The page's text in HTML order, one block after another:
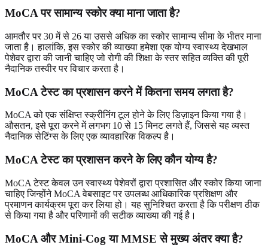
MoCA पर सामान्य स्कोर क्या माना जाता है?
आमतौर पर 30 में से 26 या उससे अधिक का स्कोर सामान्य सीमा के भीतर माना
जाता है। हालांकि, इस स्कोर की व्याख्या हमेशा एक योग्य स्वास्थ्य देखभाल
पेशेवर द्वारा की जानी चाहिए जो रोगी की शिक्षा के स्तर सहित व्यक्ति की पूरी
नैदानिक ​​तस्वीर पर विचार करता है।
MoCA टेस्ट का प्रशासन करने में कितना समय लगता है?
MoCA को एक संक्षिप्त स्क्रीनिंग टूल होने के लिए डिज़ाइन किया गया है।
औसतन, इसे पूरा करने में लगभग 10 से 15 मिनट लगते हैं, जिससे यह व्यस्त
नैदानिक ​​सेटिंग्स के लिए एक व्यावहारिक विकल्प है।
MoCA टेस्ट का प्रशासन करने के लिए कौन योग्य है?
MoCA टेस्ट केवल उन स्वास्थ्य पेशेवरों द्वारा प्रशासित और स्कोर किया जाना
चाहिए जिन्होंने MoCA वेबसाइट पर उपलब्ध आधिकारिक प्रशिक्षण और
प्रमाणन कार्यक्रम पूरा कर लिया हो। यह सुनिश्चित करता है कि परीक्षण ठीक
से किया गया है और परिणामों की सटीक व्याख्या की गई है।
MoCA और Mini-Cog या MMSE से मुख्य अंतर क्या है?